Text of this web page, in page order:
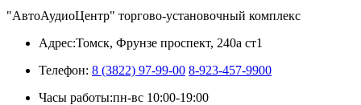
"АвтоАудиоЦентр" торгово-установочный комплекс
Адрес:Томск, Фрунзе проспект, 240а ст1
Телефон: 8 (3822) 97-99-00 8-923-457-9900
Часы работы:пн-вс 10:00-19:00